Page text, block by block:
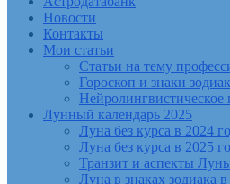
Новости
Контакты
Мои статьи
Статьи на тему
Гороскоп и знаки
Лунный календарь 2025
Луна без курса в 2024
Луна без курса в 2025
Транзит и аспекты
Луна в знаках зодиака